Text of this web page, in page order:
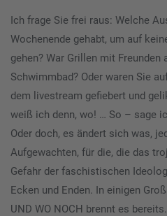
Ich frage Sie frei raus: Welche
Wochenende gehabt, um auf
gehen? War Grillen mit Freunden
Schwimmbad? Oder waren Sie
dem livestream gefiebert und
weiß ich denn, wo! … So – sage
Oder doch, es ändert sich was,
Aufgewachten, für die, die das
Gefahr der faschistischen
Ecken und Enden. In einigen
UND WO NOCH brennt es